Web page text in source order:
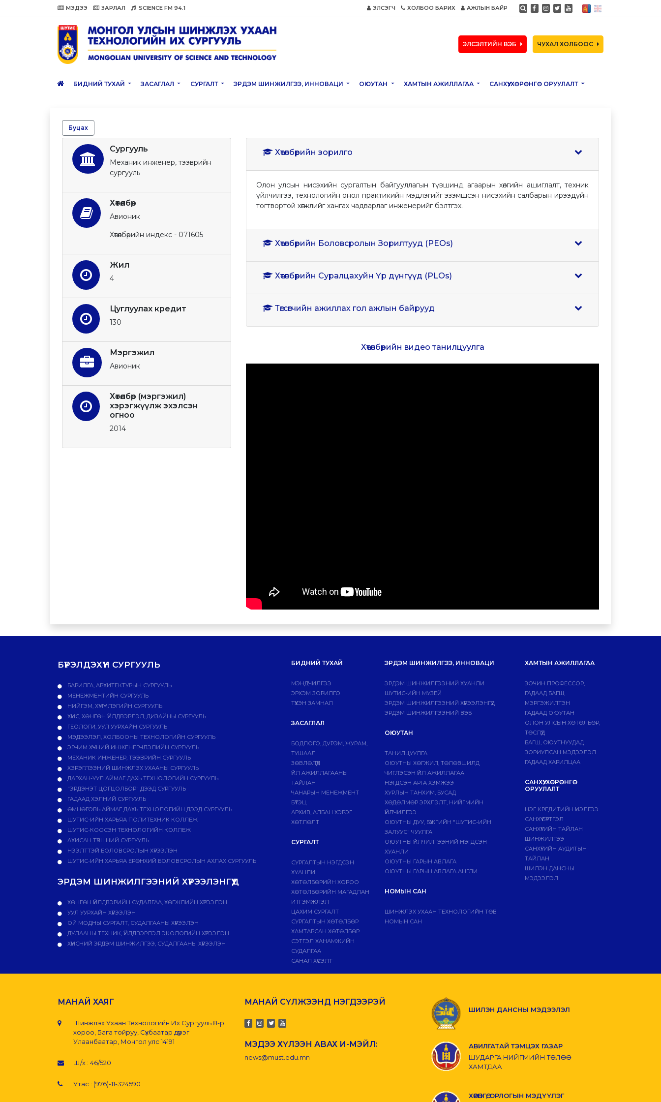
МЭДЭЭ ЗАРЛАЛ SCIENCE FM 94.1 ЭЛСЭГЧ ХОЛБОО БАРИХ АЖЛЫН БАЙР
ЭЛСЭЛТИЙН ВЭБ ЧУХАЛ ХОЛБООС
БИДНИЙ ТУХАЙ ЗАСАГЛАЛ СУРГАЛТ ЭРДЭМ ШИНЖИЛГЭЭ, ИННОВАЦИ ОЮУТАН ХАМТЫН АЖИЛЛАГАА САНХҮҮ, ХӨРӨНГӨ ОРУУЛАЛТ
Буцах
Сургууль
Механик инженер, тээврийн
сургууль
Хөтөлбөр
Авионик
Хөтөлбөрийн индекс - 071605
Жил
4
Цуглуулах кредит
130
Мэргэжил
Авионик
Хөтөлбөр (мэргэжил)
хэрэгжүүлж эхэлсэн
огноо
2014
Хөтөлбөрийн зорилго
Олон улсын нисэхийн сургалтын байгууллагын түвшинд агаарын хөлгийн ашиглалт, техник
үйлчилгээ, технологийн онол практикийн мэдлэгийг эзэмшсэн нисэхийн салбарын ирээдүйн
тогтвортой хөгжлийг хангах чадварлаг инженерийг бэлтгэх.
Хөтөлбөрийн Боловсролын Зорилтууд (PEOs)
Хөтөлбөрийн Суралцахуйн Үр дүнгүүд (PLOs)
Төгсөгчийн ажиллах гол ажлын байрууд
Хөтөлбөрийн видео танилцуулга
БҮРЭЛДЭХҮҮН СУРГУУЛЬ
БАРИЛГА, АРХИТЕКТУРЫН СУРГУУЛЬ
МЕНЕЖМЕНТИЙН СУРГУУЛЬ
НИЙГЭМ, ХҮМҮҮНЛЭГИЙН СУРГУУЛЬ
ХҮНС, ХӨНГӨН ҮЙЛДВЭРЛЭЛ, ДИЗАЙНЫ СУРГУУЛЬ
ГЕОЛОГИ, УУЛ УУРХАЙН СУРГУУЛЬ
МЭДЭЭЛЭЛ, ХОЛБООНЫ ТЕХНОЛОГИЙН СУРГУУЛЬ
ЭРЧИМ ХҮЧНИЙ ИНЖЕНЕРЧЛЭЛИЙН СУРГУУЛЬ
МЕХАНИК ИНЖЕНЕР, ТЭЭВРИЙН СУРГУУЛЬ
ХЭРЭГЛЭЭНИЙ ШИНЖЛЭХ УХААНЫ СУРГУУЛЬ
ДАРХАН-УУЛ АЙМАГ ДАХЬ ТЕХНОЛОГИЙН СУРГУУЛЬ
"ЭРДЭНЭТ ЦОГЦОЛБОР" ДЭЭД СУРГУУЛЬ
ГАДААД ХЭЛНИЙ СУРГУУЛЬ
ӨМНӨГОВЬ АЙМАГ ДАХЬ ТЕХНОЛОГИЙН ДЭЭД СУРГУУЛЬ
ШУТИС-ИЙН ХАРЬЯА ПОЛИТЕХНИК КОЛЛЕЖ
ШУТИС-КООСЭН ТЕХНОЛОГИЙН КОЛЛЕЖ
АХИСАН ТҮВШНИЙ СУРГУУЛЬ
НЭЭЛТТЭЙ БОЛОВСРОЛЫН ХҮРЭЭЛЭН
ШУТИС-ИЙН ХАРЬЯА ЕРӨНХИЙ БОЛОВСРОЛЫН АХЛАХ СУРГУУЛЬ
ЭРДЭМ ШИНЖИЛГЭЭНИЙ ХҮРЭЭЛЭНГҮҮД
ХӨНГӨН ҮЙЛДВЭРИЙН СУДАЛГАА, ХӨГЖЛИЙН ХҮРЭЭЛЭН
УУЛ УУРХАЙН ХҮРЭЭЛЭН
ОЙ МОДНЫ СУРГАЛТ, СУДАЛГААНЫ ХҮРЭЭЛЭН
ДУЛААНЫ ТЕХНИК, ҮЙЛДВЭРЛЭЛ ЭКОЛОГИЙН ХҮРЭЭЛЭН
ХҮНСНИЙ ЭРДЭМ ШИНЖИЛГЭЭ, СУДАЛГААНЫ ХҮРЭЭЛЭН
БИДНИЙ ТУХАЙ
МЭНДЧИЛГЭЭ
ЭРХЭМ ЗОРИЛГО
ТҮҮХЭН ЗАМНАЛ
ЗАСАГЛАЛ
БОДЛОГО, ДVРЭМ, ЖУРАМ,
ТУШААЛ
ЗӨВЛӨЛҮҮД
ҮЙЛ АЖИЛЛАГААНЫ
ТАЙЛАН
ЧАНАРЫН МЕНЕЖМЕНТ
БҮТЭЦ
АРХИВ, АЛБАН ХЭРЭГ
ХӨТЛӨЛТ
СУРГАЛТ
СУРГАЛТЫН НЭГДСЭН
ХУАНЛИ
ХӨТӨЛБӨРИЙН ХОРОО
ХӨТӨЛБӨРИЙН МАГАДЛАН
ИТГЭМЖЛЭЛ
ЦАХИМ СУРГАЛТ
СУРГАЛТЫН ХӨТӨЛБӨР
ХАМТАРСАН ХӨТӨЛБӨР
СЭТГЭЛ ХАНАМЖИЙН
СУДАЛГАА
САНАЛ ХҮСЭЛТ
ЭРДЭМ ШИНЖИЛГЭЭ, ИННОВАЦИ
ЭРДЭМ ШИНЖИЛГЭЭНИЙ ХУАНЛИ
ШУТИС-ИЙН МУЗЕЙ
ЭРДЭМ ШИНЖИЛГЭЭНИЙ ХҮРЭЭЛЭНГҮҮД
ЭРДЭМ ШИНЖИЛГЭЭНИЙ ВЭБ
ОЮУТАН
ТАНИЛЦУУЛГА
ОЮУТНЫ ХӨГЖИЛ, ТӨЛӨВШИЛД
ЧИГЛЭСЭН ҮЙЛ АЖИЛЛАГАА
НЭГДСЭН АРГА ХЭМЖЭЭ
ХУРЛЫН ТАНХИМ, БУСАД
ХӨДӨЛМӨР ЭРХЛЭЛТ, НИЙГМИЙН
ҮЙЛЧИЛГЭЭ
ОЮУТНЫ ДУУ, БҮЖГИЙН "ШУТИС-ИЙН
ЗАЛУУС" ЧУУЛГА
ОЮУТНЫ ҮЙЛЧИЛГЭЭНИЙ НЭГДСЭН
ХУАНЛИ
ОЮУТНЫ ГАРЫН АВЛАГА
ОЮУТНЫ ГАРЫН АВЛАГА АНГЛИ
НОМЫН САН
ШИНЖЛЭХ УХААН ТЕХНОЛОГИЙН ТӨВ
НОМЫН САН
ХАМТЫН АЖИЛЛАГАА
ЗОЧИН ПРОФЕССОР,
ГАДААД БАГШ,
МЭРГЭЖИЛТЭН
ГАДААД ОЮУТАН
ОЛОН УЛСЫН ХӨТӨЛБӨР,
ТӨСЛҮҮД
БАГШ, ОЮУТНУУДАД
ЗОРИУЛСАН МЭДЭЭЛЭЛ
ГАДААД ХАРИЛЦАА
САНХҮҮ, ХӨРӨНГӨ
ОРУУЛАЛТ
НЭГ КРЕДИТИЙН ҮНЭЛГЭЭ
САНХҮҮ БҮРТГЭЛ
САНХҮҮГИЙН ТАЙЛАН
ШИНЖИЛГЭЭ
САНХҮҮГИЙН АУДИТЫН
ТАЙЛАН
ШИЛЭН ДАНСНЫ
МЭДЭЭЛЭЛ
МАНАЙ ХАЯГ
Шинжлэх Ухаан Технологийн Их Сургууль 8-р
хороо, Бага тойруу, Сүхбаатар дүүрэг
Улаанбаатар, Монгол улс 14191
Ш/х : 46/520
Утас : (976)-11-324590
МАНАЙ СҮЛЖЭЭНД НЭГДЭЭРЭЙ
МЭДЭЭ ХҮЛЭЭН АВАХ И-МЭЙЛ:
news@must.edu.mn
ШИЛЭН ДАНСНЫ МЭДЭЭЛЭЛ
АВИЛГАТАЙ ТЭМЦЭХ ГАЗАР
ШУДАРГА НИЙГМИЙН ТӨЛӨӨ
ХАМТДАА
ХӨРӨНГӨ, ОРЛОГЫН МЭДҮҮЛЭГ